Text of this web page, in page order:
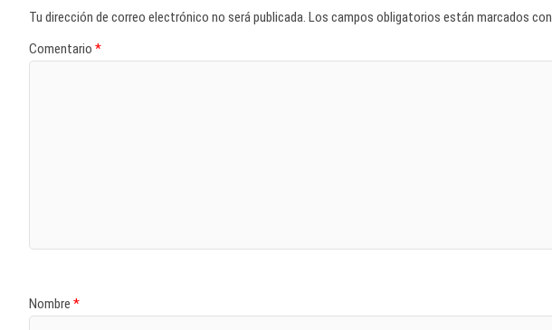
Tu dirección de correo electrónico no será publicada. Los campos obligatorios están marcados con
Comentario *
Nombre *